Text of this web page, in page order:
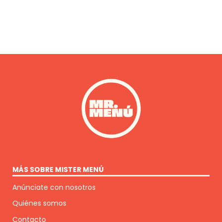
MÁS SOBRE MISTER MENÚ
Anúnciate con nosotros
Quiénes somos
Contacto